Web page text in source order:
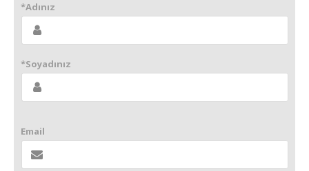
*Adınız
*Soyadınız
Email